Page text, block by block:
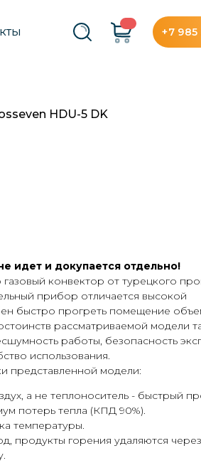
+7
HDU-5 DK
идет и докупается отдельно!
газовый конвектор от турецкого
прибор отличается высокой
быстро прогреть помещение
рассматриваемой модели
работы, безопасность
использования.
представленной модели:
а не теплоноситель - быстрый
потерь тепла (КПД 90%).
температуры.
продукты горения удаляются через